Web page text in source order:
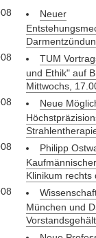
Neuer
TUM
und Ethik" auf
Mittwochs,
Neue
Philipp
Klinikum rechts
München und